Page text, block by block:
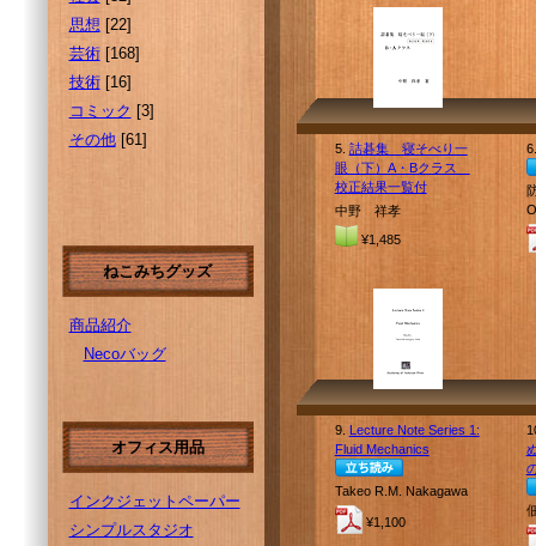
思想 [22]
芸術[168]
技術[16]
コミック [3]
その他[61]
ねこみちグッズ
商品紹介
Necoバッグ
オフィス用品
インクジェットペーパー
シンプルスタジオ
5. 詰碁集 寝そべり一
眼（下）A・Bクラス
校正結果一覧付
中野 祥孝
¥1,485
9. Lecture Note Series 1:
Fluid Mechanics
Takeo R.M. Nakagawa
¥1,100